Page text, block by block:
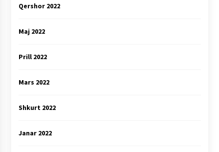
Qershor 2022
Maj 2022
Prill 2022
Mars 2022
Shkurt 2022
Janar 2022